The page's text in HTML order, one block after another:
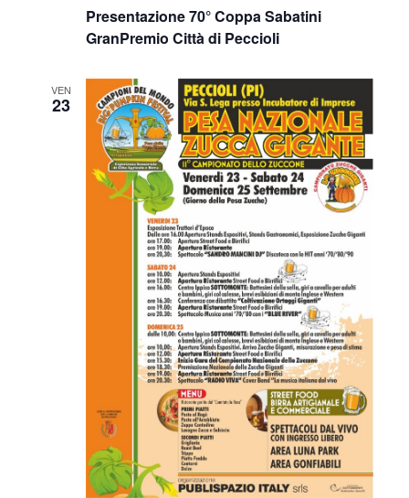
a
i
o
n
e
Presentazione 70° Coppa Sabatini
GranPremio Città di Peccioli
VEN
23